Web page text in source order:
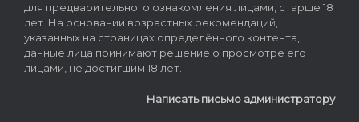
для предварительного ознакомления лицами, старше 18
лет. На основании возрастных рекомендаций,
указанных на страницах определённого контента,
данные лица принимают решение о просмотре его
лицами, не достигшим 18 лет.
Написать письмо администратору